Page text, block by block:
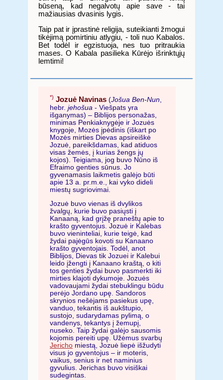
būseną, kad negalvotų apie save - tai
mažiausias dvasinis lygis.
Taip pat ir įprastinė religija, suteikianti žmogui
tikėjimą pomirtiniu atlygiu, - toli nuo Kabalos.
Bet todėl ir egzistuoja, nes tuo pritraukia
mases. O Kabala pasilieka Kūrėjo išrinktųjų
lemtimi!
*) Jozuė Navinas (Jošua Ben-Nun
hebr. jehošua - Viešpats yra
išganymas) – Biblijos personažas,
minimas Penkiaknygėje ir Jozuės
knygoje, Mozės įpėdinis (iškart po
Mozės mirties Dievas apsireiškė
Jozuė, pareikšdamas, kad atiduos
visas žemės, į kurias žengs jų
kojos). Teigiama, jog buvo Nūno iš
Efraimo genties sūnus. Jo
gyvenamasis laikmetis galėjo būti
apie 13 a. pr.m.e., kai vyko dideli
miestų sugriovimai.
Jozuė buvo vienas iš dvylikos
žvalgų, kurie buvo pasiųsti į
Kanaaną, kad grįžę praneštų apie to
krašto gyventojus. Jozuė ir Kalebas
buvo vieninteliai, kurie teigė, kad
žydai pajėgūs kovoti su Kanaano
krašto gyventojais. Todėl, anot
Biblijos, Dievas tik Jozuei ir Kalebui
leido įžengti į Kanaano kraštą, o kiti
tos genties žydai buvo pasmerkti iki
mirties klajoti dykumoje. Jozuės
vadovaujami žydai stebuklingu būdu
perėjo Jordano upę. Sandoros
skrynios nešėjams pasiekus upę,
vanduo, tekantis iš aukštupio,
sustojo, sudarydamas pylimą, o
vandenys, tekantys į žemupį,
nuseko. Taip žydai galėjo sausomis
kojomis pereiti upę. Užėmus svarbų
Jericho miestą, Jozuė liepė išžudyti
visus jo gyventojus – ir moteris,
vaikus, senius ir net naminius
gyvulius. Jerichas buvo visiškai
sudegintas.